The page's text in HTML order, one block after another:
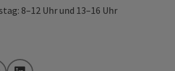
8–12 Uhr und 13–16 Uhr